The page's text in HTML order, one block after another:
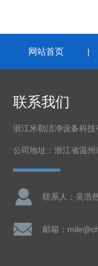
网站首页 |
联系我们
浙江米勒洁净设备科技
公司地址：浙江省温
联系人：吴浩
邮箱：